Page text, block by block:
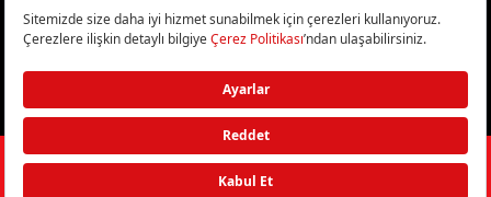
Türkiye
Bilişim ve Teknoloji Haberleri CHIP Online’da!
©2026Doğan Burda Dergi Yayıncılık ve Pazarlama A.Ş./ Tüm hakları
saklıdır.